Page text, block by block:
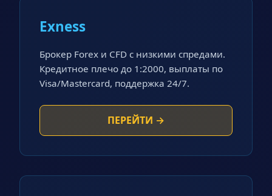
Exness
Брокер Forex и CFD с низкими спредами.
Кредитное плечо до 1:2000, выплаты по
Visa/Mastercard, поддержка 24/7.
ПЕРЕЙТИ →